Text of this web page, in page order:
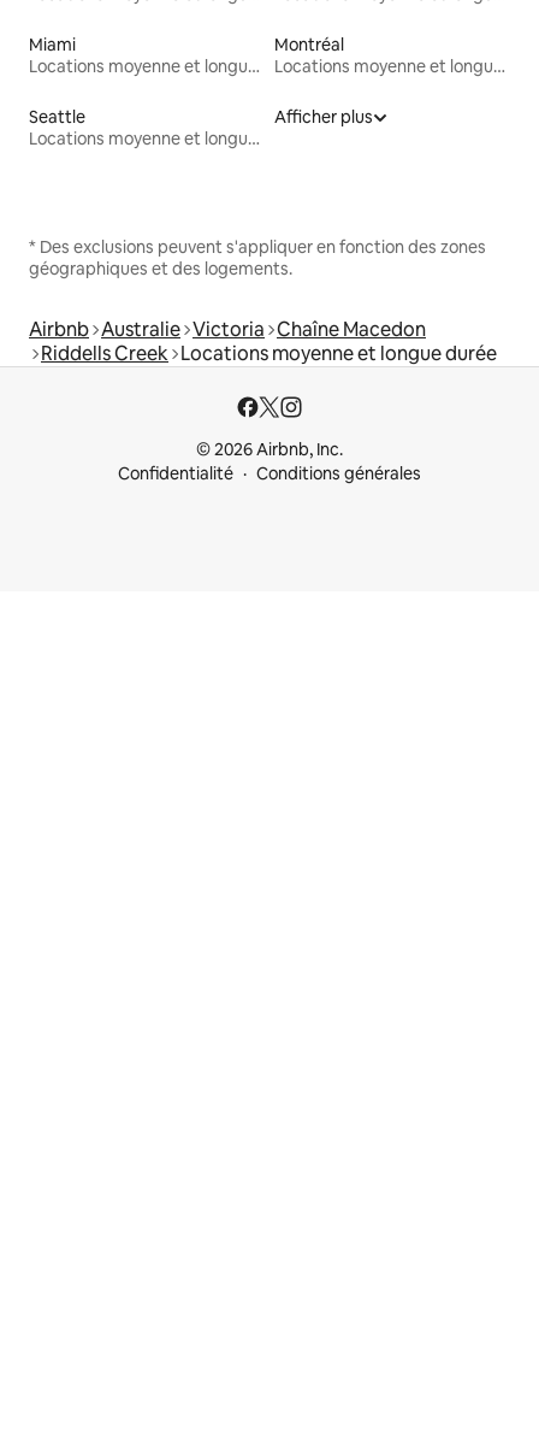
Miami
Locations moyenne et longue durée
Montréal
Locations moyenne et longue durée
Seattle
Locations moyenne et longue durée
Afficher plus
* Des exclusions peuvent s'appliquer en fonction des zones
géographiques et des logements.
Airbnb Australie Victoria Chaîne Macedon
Riddells Creek Locations moyenne et longue durée
© 2026 Airbnb, Inc.
Confidentialité
Conditions générales